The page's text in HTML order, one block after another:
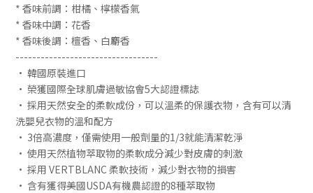
* 香味前調：柑橘、檸檬香氣
* 香味中調：花香
* 香味後調：檀香、白麝香
----------------------------------
• 韓國原裝進口
• 榮獲國際全球肌膚過敏協會5大認證標誌
• 採用天然安全的柔軟成份，可以溫柔的保護衣物，含有可以清
洗嬰兒衣物的溫和配方
• 3倍高濃度，僅需使用一般劑量的1/3就能清潔乾淨
• 使用天然植物萃取物的柔軟成分減少對皮膚的刺激
• 採用 VERTBLANC 柔軟技術，減少對衣物的損害
• 含有獲得美國USDA有機農認證的8種萃取物